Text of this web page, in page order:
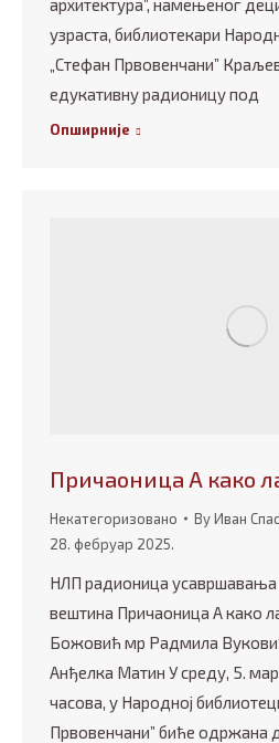
узраста, библиотекари
„Стефан Првовенчани”
едукативну радионицу под
Опширније
Причаоница А како
Некатегоризовано ByИван
28. фебруар 2025.
НЛП радионица
вештина Причаоница А како
Божовић мр Радмила
Анђелка Матин У среду, 5.
часова, у Народној
Првовенчани” биће одржана